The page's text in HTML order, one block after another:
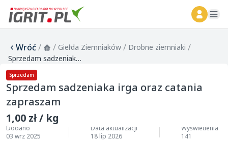
Wróć/ / Giełda Ziemniaków / Drobne ziemniaki /
Sprzedam sadzeniaka irga oraz catania zapraszam
Sprzedam
Sprzedam sadzeniaka irga oraz catania
zapraszam
1,00 zł / kg
Dodano
03 wrz 2025
Data aktualizacji
18 lip 2026
Wyświetlenia
141